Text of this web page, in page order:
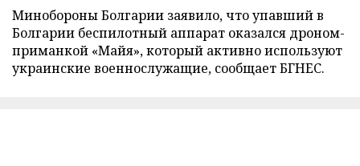
Минобороны Болгарии заявило, что упавший в
Болгарии беспилотный аппарат оказался дроном-
приманкой «Майя», который активно используют
украинские военнослужащие, сообщает БГНЕС.